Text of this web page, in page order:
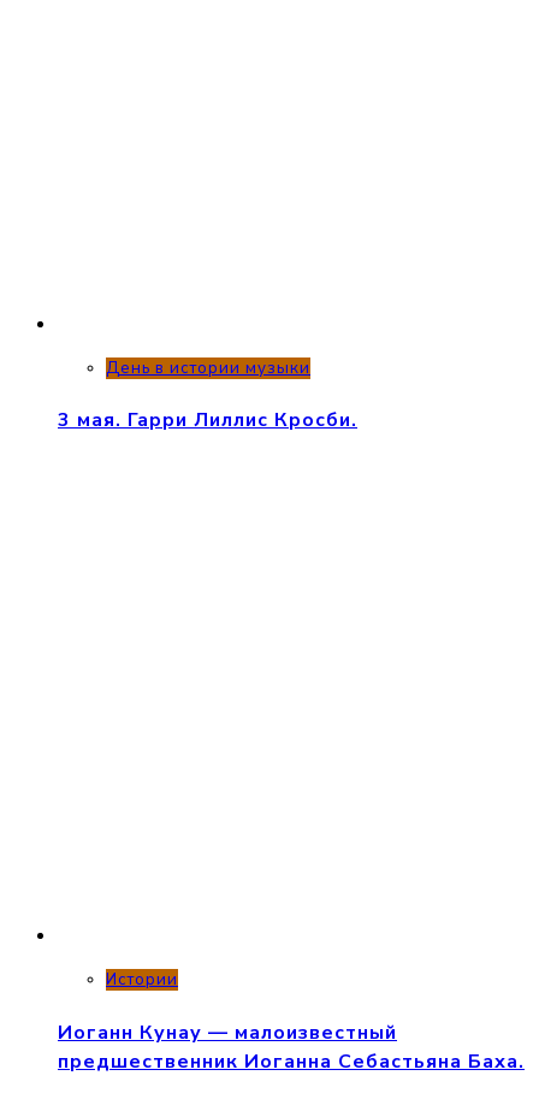
День в истории музыки
3 мая. Гарри Лиллис Кросби.
Истории
Иоганн Кунау — малоизвестный
предшественник Иоганна Себастьяна Баха.